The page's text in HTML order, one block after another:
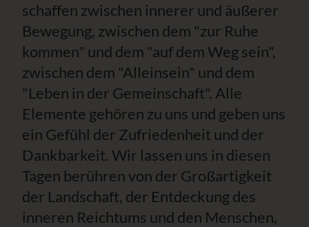
schaffen zwischen innerer und äußerer
Bewegung, zwischen dem "zur Ruhe
kommen" und dem "auf dem Weg sein",
zwischen dem "Alleinsein" und dem
"Leben in der Gemeinschaft". Alle
Elemente gehören zu uns und geben uns
ein Gefühl der Zufriedenheit und der
Dankbarkeit. Wir lassen uns in diesen
Tagen berühren von der Großartigkeit
der Landschaft, der Entdeckung des
inneren Reichtums und den Menschen,